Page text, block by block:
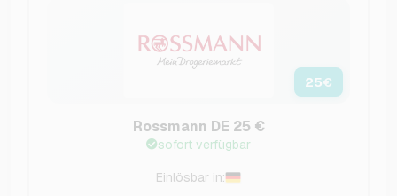
25€
Rossmann DE 25 €
sofort verfügbar
Einlösbar in: